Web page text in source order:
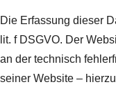
Die Erfassung dieser
lit. f DSGVO. Der
an der technisch
seiner Website –